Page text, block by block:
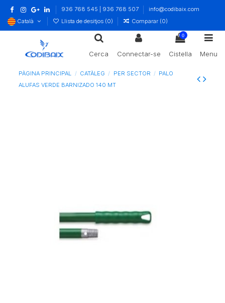
936 768 545 | 936 768 507
info@codibaix.com
Català
Llista de desitjos (0) Comparar (0)
Cerca Connectar-se
0
Cistella Menu
PÀGINA PRINCIPAL CATÀLEG PER SECTOR
PALO
ALUFAS VERDE BARNIZADO 140 MT